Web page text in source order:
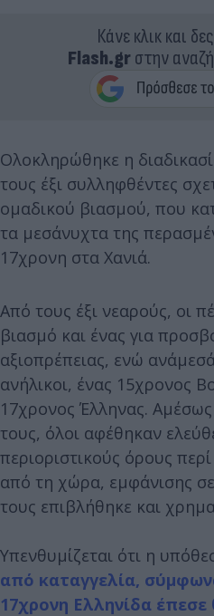
Κάνε κλικ και
Flash.grστην
Ολοκληρώθηκε η
τους έξι συλληφθέντες
ομαδικού βιασμού, που
τα μεσάνυχτα της
17χρονη στα Χανιά.
Από τους έξι νεαρούς, οι
βιασμό και ένας για
αξιοπρέπειας, ενώ
ανήλικοι, ένας 15χρονος
17χρονος Έλληνας.
τους, όλοι αφέθηκαν
περιοριστικούς όρους
από τη χώρα, εμφάνισης
τους επιβλήθηκε και
Υπενθυμίζεται ότι η
από καταγγελία,
17χρονη Ελληνίδα